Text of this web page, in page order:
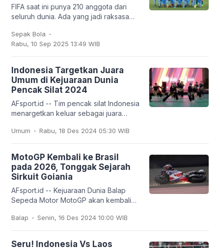
FIFA saat ini punya 210 anggota dari
seluruh dunia. Ada yang jadi raksasa
Argentina, hingga Prancis, tapi ada juga
tim
Sepak Bola .
Rabu, 10 Sep 2025 13:49 WIB
Indonesia Targetkan Juara
Umum di Kejuaraan Dunia
Pencak Silat 2024
AFsport.id -- Tim pencak silat Indonesia
menargetkan keluar sebagai juara
Silat ke-20 dan Kejuaraan Dunia
Pencak Silat Junior
Umum . Rabu, 18 Des 2024 05:30 WIB
MotoGP Kembali ke Brasil
pada 2026, Tonggak Sejarah
Sirkuit Goiania
AFsport.id -- Kejuaraan Dunia Balap
Sepeda Motor MotoGP akan kembali
Senna di Brasil, pada tahun 2026
hingga 2030.
Balap . Senin, 16 Des 2024 10:00 WIB
Seru! Indonesia Vs Laos